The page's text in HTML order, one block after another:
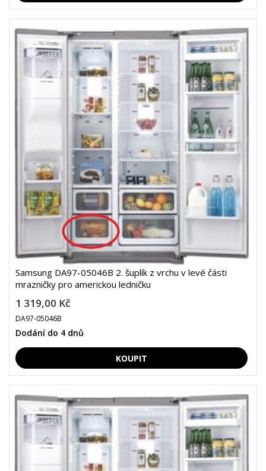
Samsung DA97-05046B 2. šuplík z vrchu v levé části
mrazničky pro americkou ledničku
1 319,00 Kč
DA97-05046B
Dodání do 4 dnů